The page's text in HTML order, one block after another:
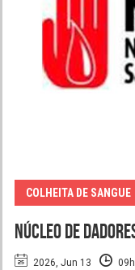
COLHEITA DE SANGUE
Núcleo de
2026, Jun 13